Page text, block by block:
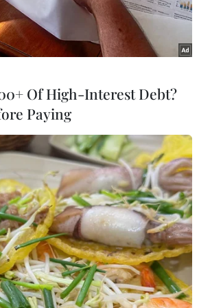
giương cao chiếc cúp vô địch AFF
(Nguồn: Trọng Đạt/TTXVN)
thắng chung cuộc xứng
thủ Malaysia sau hai lượt
Suzuki Cup 2018, đội tuyển
được sự tôn trọng và nể phục
Of High-Interest Debt?
Paying